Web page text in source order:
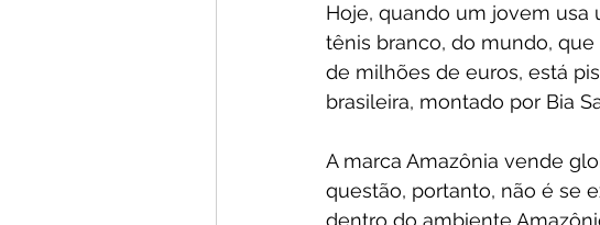
Hoje, quando um jovem usa
tênis branco, do mundo,
de milhões de euros, está
brasileira, montado por Bia
A marca Amazônia vende
questão, portanto, não é se
dentro do ambiente